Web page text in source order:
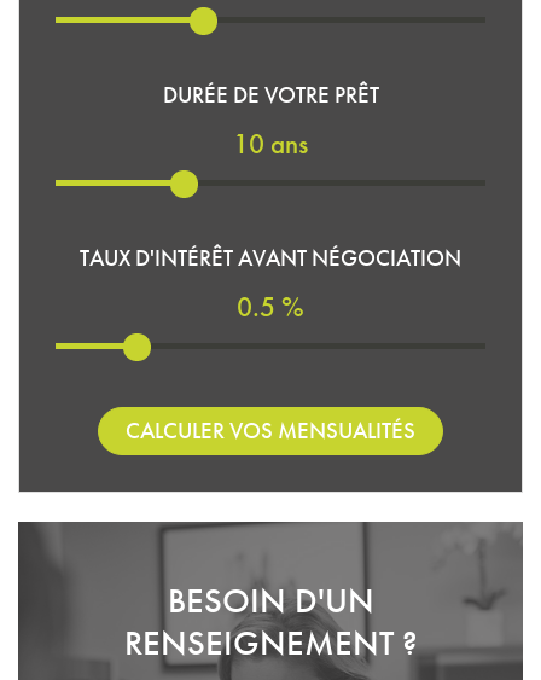
DURÉE DE VOTRE PRÊT
10 ans
TAUX D'INTÉRÊT AVANT NÉGOCIATION
0.5 %
CALCULER VOS MENSUALITÉS
BESOIN D'UN
RENSEIGNEMENT ?